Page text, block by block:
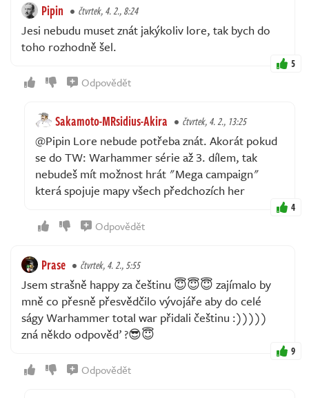
Pipin čtvrtek, 4. 2., 8:24
Jesi nebudu muset znát jakýkoliv lore, tak bych do
toho rozhodně šel.
5
Odpovědět
Sakamoto-MRsidius-Akira čtvrtek, 4. 2., 13:25
@Pipin Lore nebude potřeba znát. Akorát pokud
se do TW: Warhammer série až 3. dílem, tak
nebudeš mít možnost hrát "Mega campaign"
která spojuje mapy všech předchozích her
4
Odpovědět
Prase čtvrtek, 4. 2., 5:55
Jsem strašně happy za češtinu 😇😇😇 zajímalo by
mně co přesně přesvědčilo vývojáře aby do celé
ságy Warhammer total war přidali češtinu :)))))
zná někdo odpověď ?😎😇
9
Odpovědět